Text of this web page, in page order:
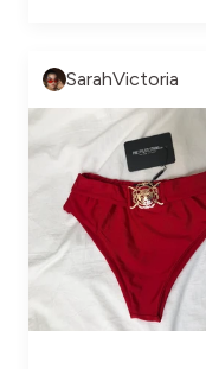
SarahVictoria